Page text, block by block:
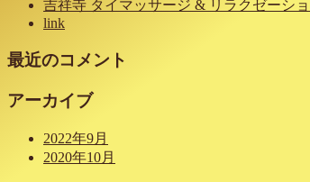
吉祥寺 タイマッサージ & リラクゼーシ
link
最近のコメント
アーカイブ
2022年9月
2020年10月